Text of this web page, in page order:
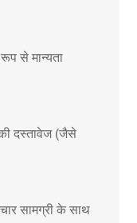
से मान्यता
दस्तावेज (जैसे
सामग्री के साथ